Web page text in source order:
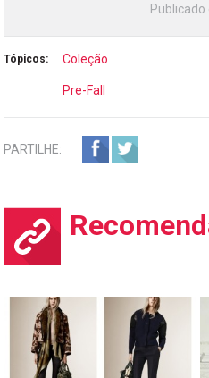
Publicado
Tópicos: Coleção
Pre-Fall
PARTILHE: